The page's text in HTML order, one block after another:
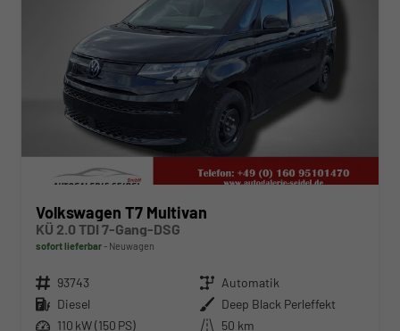
Volkswagen T7 Multivan
KÜ 2.0 TDI 7-Gang-DSG
sofort lieferbar Neuwagen
Fahrzeugnr. 93743 Getriebe Automatik
Kraftstoff Diesel Außenfarbe Deep Black Perleffekt
Leistung 110 kW (150 PS) Kilometerstand 50 km